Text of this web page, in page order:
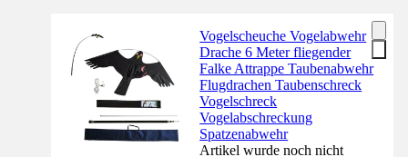
Vogelscheuche Vogelabwehr
Drache 6 Meter fliegender
Falke Attrappe Taubenabwehr
Flugdrachen Taubenschreck
Vogelschreck
Vogelabschreckung
Spatzenabwehr
Artikel wurde noch nicht